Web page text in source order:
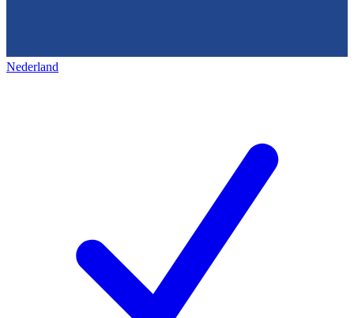
Nederland